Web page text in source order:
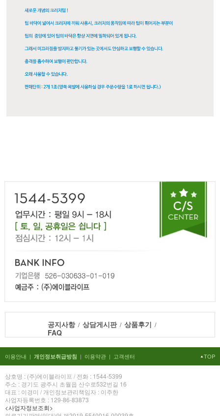
공지사항/ 상담게시판/ 상품후기 /
FAQ
이용안내 | 개인정보취급방침 | 이용약관 | 고객센터 TOP
상호명 : (주)에이블라이프 / 전화 : 1544-5399
주소 : 경기도 광주시 초월읍 산수로532번길 16
대표 : 이경미 / 개인정보관리책임자 : 이주한
사업자등록번호 : 129-86-83873
<사업자정보조회>